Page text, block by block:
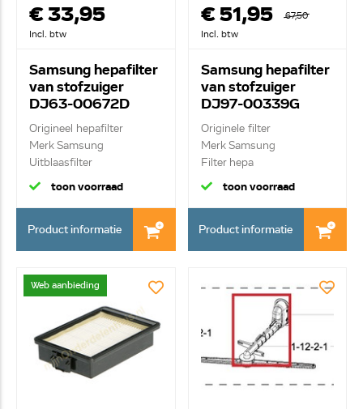
€ 33,95
Incl. btw
Samsung hepafilter
van stofzuiger
DJ63-00672D
Origineel hepafilter
Merk Samsung
Uitblaasfilter
toon voorraad
Product informatie
€ 51,95
67,50
Incl. btw
Samsung hepafilter
van stofzuiger
DJ97-00339G
Originele filter
Merk Samsung
Filter hepa
toon voorraad
Product informatie
Web aanbieding